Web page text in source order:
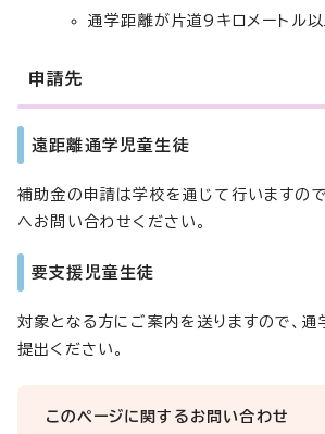
通学距離が片道9キロメートル
申請先
遠距離通学児童生徒
補助金の申請は学校を通じて行いますの
へお問い合わせください。
要支援児童生徒
対象となる方にご案内を送りますので、通
提出ください。
このページに関する お問い合わせ